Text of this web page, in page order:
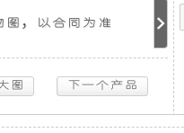
组
用
图，以合同为准